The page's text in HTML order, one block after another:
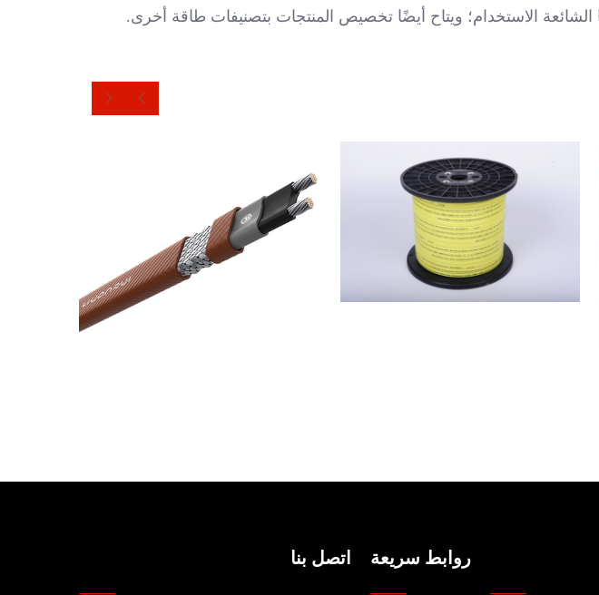
الاستخدام؛ ويتاح أيضًا تخصيص المنتجات بتصنيفات طاقة أخرى.
روابط سريعة اتصل بنا